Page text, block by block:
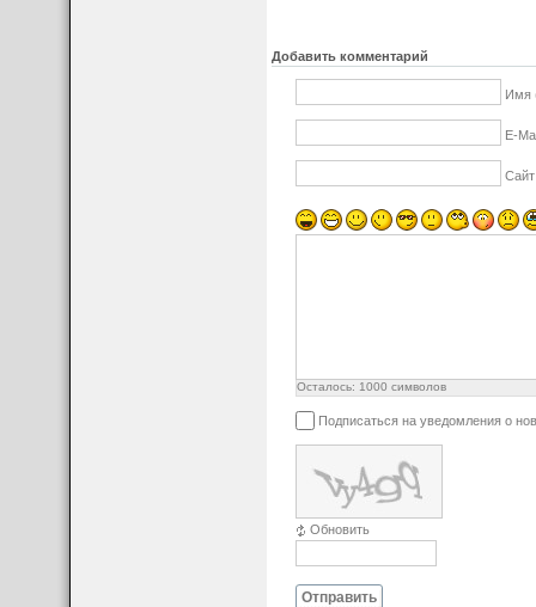
Добавить комментарий
Имя
E-
Сайт
Осталось: 1000 символов
Подписаться на уведомления о
Обновить
Отправить